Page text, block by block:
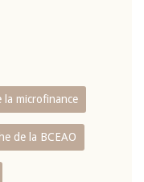
la microfinance
de la BCEAO